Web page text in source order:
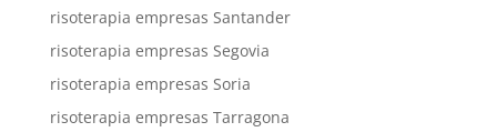
risoterapia empresas Santander
risoterapia empresas Segovia
risoterapia empresas Soria
risoterapia empresas Tarragona